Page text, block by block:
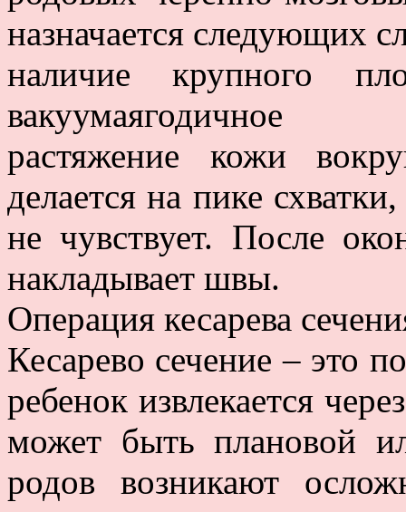
назначается следующих
наличие крупного
вакуумаягодичное
растяжение кожи
делается на пике
не чувствует. После
накладывает швы.
Операция кесарева
Кесарево сечение – это
ребенок извлекается
может быть плановой
родов возникают